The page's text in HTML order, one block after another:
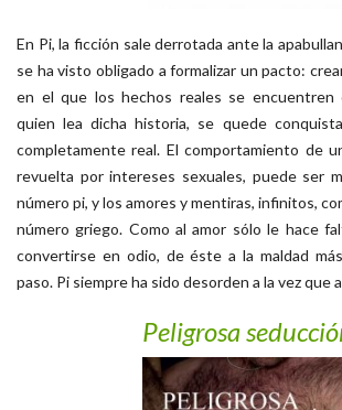
En Pi, la ficción sale derrotada ante la
se ha visto obligado a formalizar un pacto:
en el que los hechos reales se encuentren
quien lea dicha historia, se quede
completamente real. El comportamiento de
revuelta por intereses sexuales, puede ser
número pi, y los amores y mentiras, infinitos,
número griego. Como al amor sólo le hace
convertirse en odio, de éste a la maldad
paso. Pi siempre ha sido desorden a la vez que
Peligrosa